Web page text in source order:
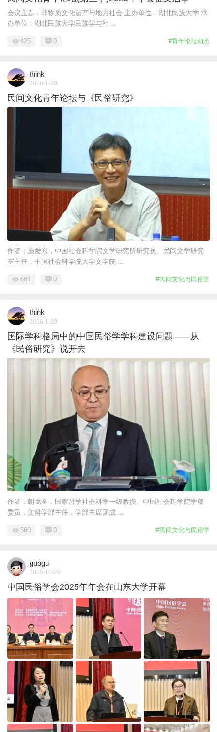
会议主题：非物质文化遗产与地方社会 主办单位：湖北民族大学 承
办单位：湖北民族大学民族学与社 ...
#青年论坛动态
425 0
think
2026-1-20
民间文化青年论坛与《民俗研究》
作者：施爱东，中国社会科学院文学研究所研究员、民间文学研究
室主任，中国社会科学院大学文学院 ...
#民间文化与民俗学
681 0
think
2026-1-20
国际学科格局中的中国民俗学学科建设问题——从
《民俗研究》说开去
作者：朝戈金，国家哲学社会科学一级教授。中国社会科学院学部
委员，文哲学部主任，学部主席团成 ...
#民间文化与民俗学
560 0
guogu
2025-10-28
中国民俗学会2025年年会在山东大学开幕